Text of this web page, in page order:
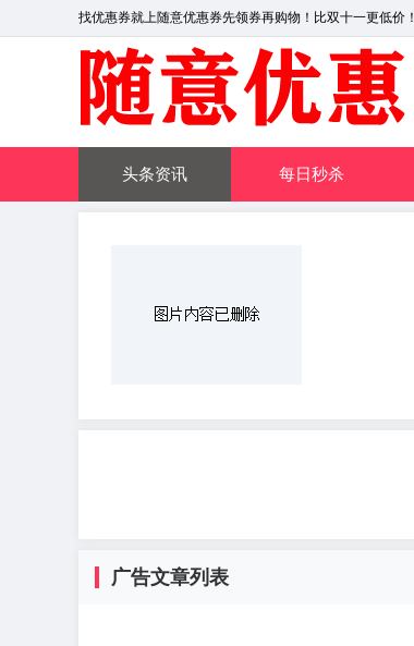
找优惠券就上随意优惠券先领券再购物！比双十一更低价！
头条资讯 每日秒杀
广告文章列表